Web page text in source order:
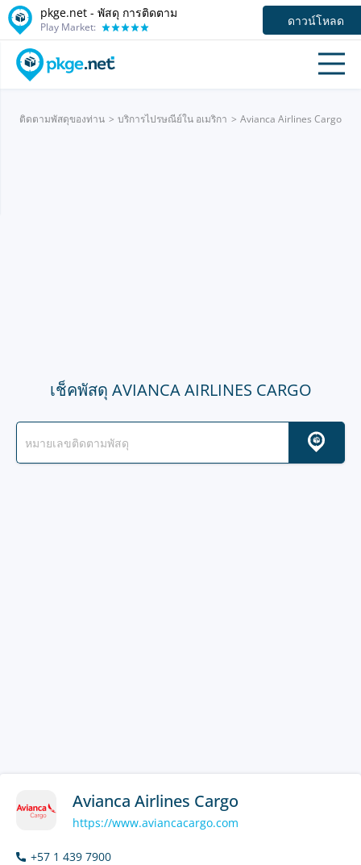
pkge.net - พัสดุ การติดตาม
Play Market: ดาวน์โหลด
ติดตามพัสดุของท่าน บริการไปรษณีย์ใน อเมริกา Avianca Airlines Cargo
เช็คพัสดุ AVIANCA AIRLINES CARGO
Avianca Airlines Cargo
https://www.aviancacargo.com
+57 1 439 7900